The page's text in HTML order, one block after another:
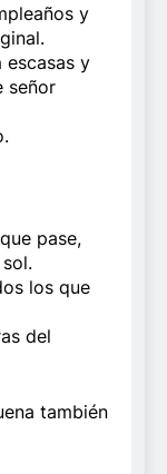
y
escasas y
señor
pase,
los que
del
también